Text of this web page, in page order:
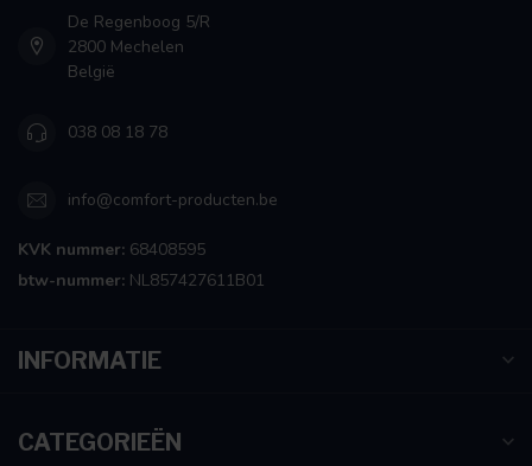
De Regenboog 5/R
2800 Mechelen
België
038 08 18 78
info@comfort-producten.be
KVK nummer: 68408595
btw-nummer: NL857427611B01
INFORMATIE
CATEGORIEËN